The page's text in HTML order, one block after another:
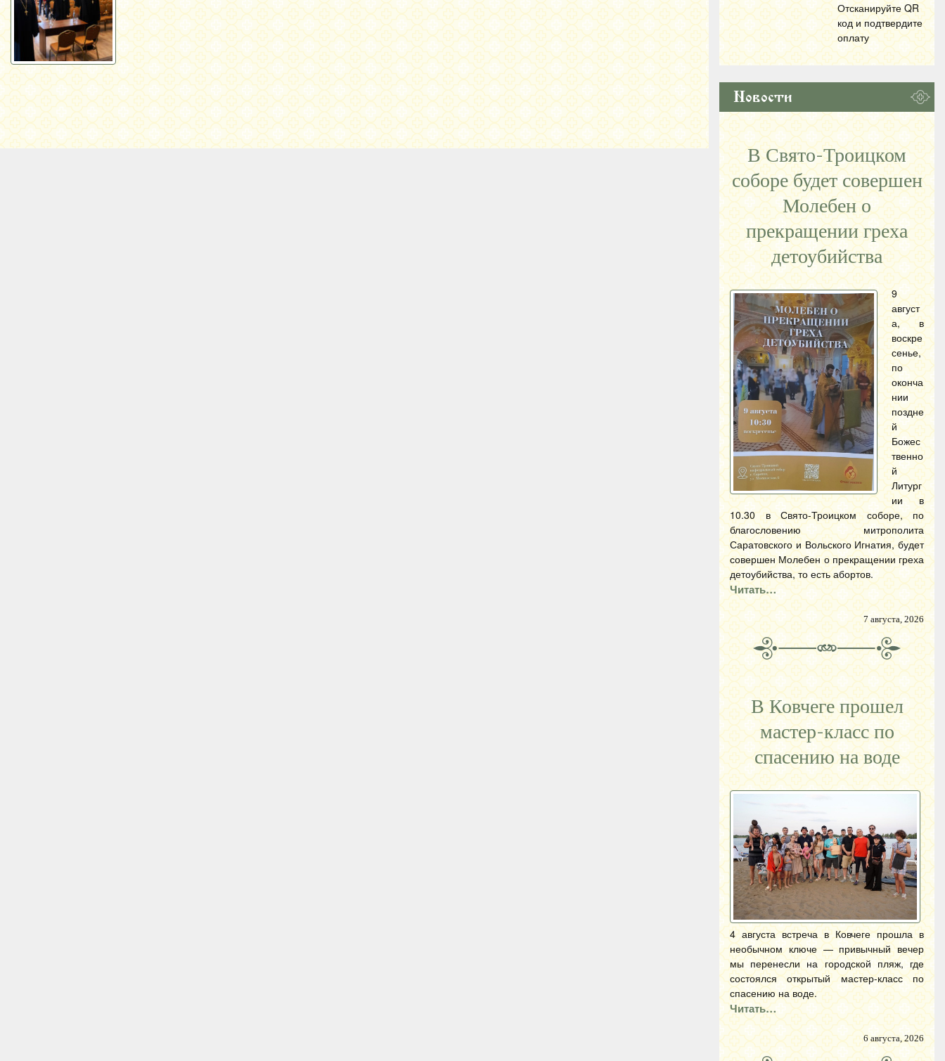
Отсканируйте QR
код и подтвердите
оплату
Новости
В Свято-Троицком
соборе будет совершен
Молебен о
прекращении греха
детоубийства
9
август
а, в
воскре
сенье,
по
оконча
нии
поздне
й
Божес
твенно
й
Литург
ии в
10.30 в Свято-Троицком соборе, по
благословению митрополита
Саратовского и Вольского Игнатия, будет
совершен Молебен о прекращении греха
детоубийства, то есть абортов.
Читать…
7 августа, 2026
В Ковчеге прошел
мастер-класс по
спасению на воде
4 августа встреча в Ковчеге прошла в
необычном ключе — привычный вечер
мы перенесли на городской пляж, где
состоялся открытый мастер-класс по
спасению на воде.
Читать…
6 августа, 2026